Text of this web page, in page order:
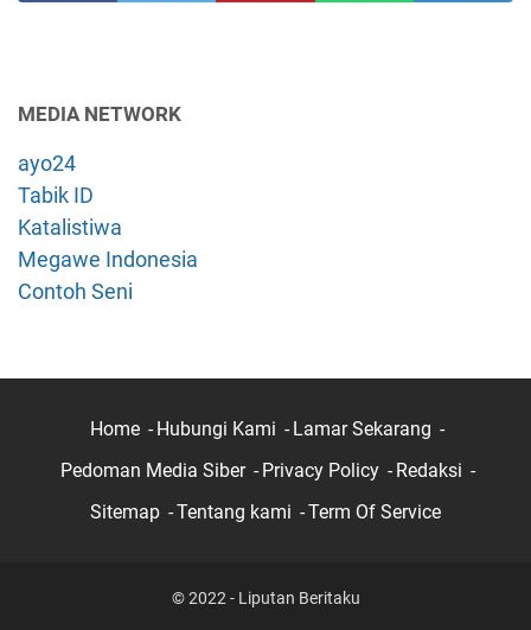
MEDIA NETWORK
ayo24
Tabik ID
Katalistiwa
Megawe Indonesia
Contoh Seni
Home Hubungi Kami
Lamar Sekarang
Pedoman Media Siber
Privacy Policy
Redaksi
Sitemap
Tentang kami Term Of Service
© 2022 - Liputan Beritaku